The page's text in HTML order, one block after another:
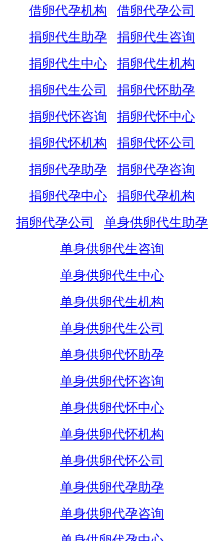
借卵代孕机构
借卵代孕公司
捐卵代生助孕
捐卵代生咨询
捐卵代生中心
捐卵代生机构
捐卵代生公司
捐卵代怀助孕
捐卵代怀咨询
捐卵代怀中心
捐卵代怀机构
捐卵代怀公司
捐卵代孕助孕
捐卵代孕咨询
捐卵代孕中心
捐卵代孕机构
捐卵代孕公司
单身供卵代生助孕
单身供卵代生咨询
单身供卵代生中心
单身供卵代生机构
单身供卵代生公司
单身供卵代怀助孕
单身供卵代怀咨询
单身供卵代怀中心
单身供卵代怀机构
单身供卵代怀公司
单身供卵代孕助孕
单身供卵代孕咨询